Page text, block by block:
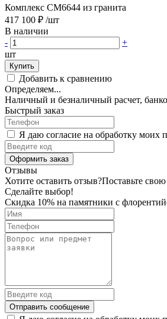
Комплекс CM6644 из гранита
417 100 ₽ /шт
В наличии
-
+
шт
Купить
Добавить к сравнению
Определяем...
Наличный и безналичный расчет,
Быстрый заказ
Я даю согласие на обработку моих
Оформить заказ
Отзывы
Хотите оставить отзыв?Поставьте
Сделайте выбор!
Скидка 10% на памятники с
Отправить сообщение